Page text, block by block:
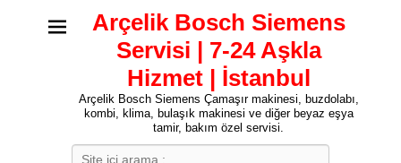
Arçelik Bosch Siemens
Servisi | 7-24 Aşkla
Hizmet | İstanbul
Arçelik Bosch Siemens Çamaşır makinesi, buzdolabı,
kombi, klima, bulaşık makinesi ve diğer beyaz eşya
tamir, bakım özel servisi.